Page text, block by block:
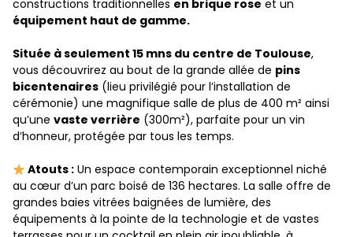
constructions traditionnelles en brique rose et un
équipement haut de gamme.
Située à seulement 15 mns du centre de Toulouse,
vous découvrirez au bout de la grande allée de pins
bicentenaires (lieu privilégié pour l’installation de
cérémonie) une magnifique salle de plus de 400 m² ainsi
qu’une vaste verrière (300m²), parfaite pour un vin
d’honneur, protégée par tous les temps.
Atouts :Un espace contemporain exceptionnel niché
au cœur d’un parc boisé de 136 hectares. La salle offre de
grandes baies vitrées baignées de lumière, des
équipements à la pointe de la technologie et de vastes